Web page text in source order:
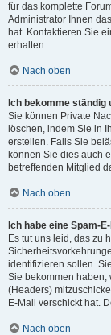
für das komplette
Administrator Ihnen
hat. Kontaktieren Sie
erhalten.
Nach oben
Ich bekomme
Sie können Private
löschen, indem Sie in
erstellen. Falls Sie
können Sie dies auch
betreffenden Mitglied
Nach oben
Ich habe eine Spam-
Es tut uns leid, das zu
identifizieren sollen.
Sie bekommen haben,
(Headers)
E-Mail verschickt hat.
Nach oben